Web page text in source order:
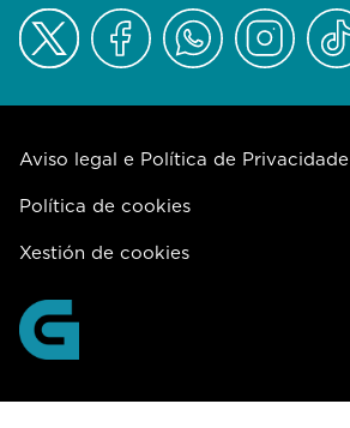
Aviso legal e Política de Privacidade
Política de cookies
Xestión de cookies